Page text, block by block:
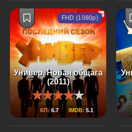
Универ. Новая общага
(2011)
КП: 6.7 IMDB: 5.1
FHD (1080p)